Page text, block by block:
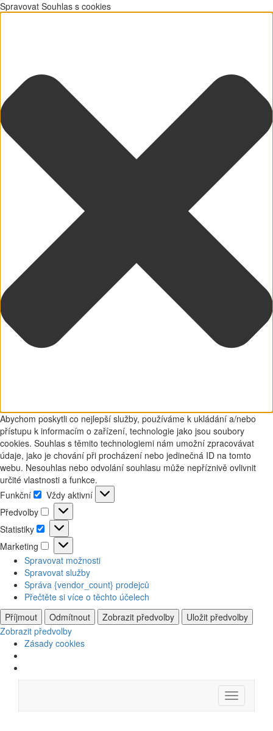
Spravovat Souhlas s cookies
Abychom poskytli co nejlepší služby, používáme k ukládání a/nebo
přístupu k informacím o zařízení, technologie jako jsou soubory
cookies. Souhlas s těmito technologiemi nám umožní zpracovávat
údaje, jako je chování při procházení nebo jedinečná ID na tomto
webu. Nesouhlas nebo odvolání souhlasu může nepříznivě ovlivnit
určité vlastnosti a funkce.
Funkční
Funkční
Vždy aktivní
Předvolby
Předvolby
Statistiky
Statistiky
Marketing
Marketing
Spravovat možnosti
Spravovat služby
Správa {vendor_count} prodejců
Přečtěte si více o těchto účelech
Příjmout
Odmítnout Zobrazit předvolby
Uložit předvolby
Zobrazit předvolby
Zásady cookies
content
Menu